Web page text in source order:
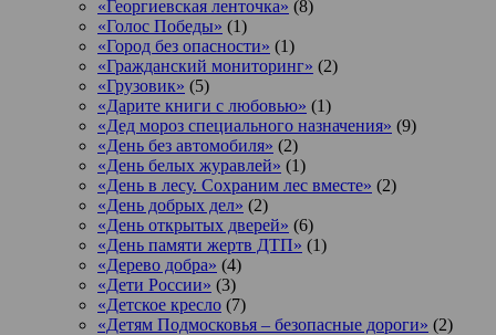
«Георгиевская ленточка» (8)
«Голос Победы» (1)
«Город без опасности» (1)
«Гражданский мониторинг» (2)
«Грузовик» (5)
«Дарите книги с любовью» (1)
«Дед мороз специального назначения» (9)
«День без автомобиля» (2)
«День белых журавлей» (1)
«День в лесу. Сохраним лес вместе» (2)
«День добрых дел» (2)
«День открытых дверей» (6)
«День памяти жертв ДТП» (1)
«Дерево добра» (4)
«Дети России» (3)
«Детское кресло (7)
«Детям Подмосковья – безопасные дороги» (2)